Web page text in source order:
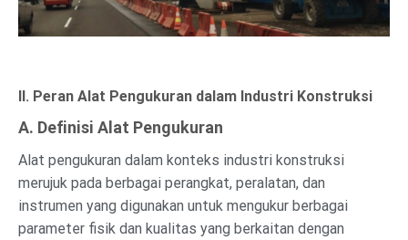
II. Peran Alat Pengukuran dalam Industri Konstruksi
A. Definisi Alat Pengukuran
Alat pengukuran dalam konteks industri konstruksi
merujuk pada berbagai perangkat, peralatan, dan
instrumen yang digunakan untuk mengukur berbagai
parameter fisik dan kualitas yang berkaitan dengan